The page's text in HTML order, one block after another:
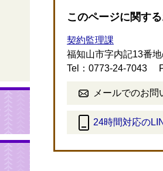
このページに関す
契約監理課
福知山市字内記13番
Tel：0773-24-7043
メールでのお問
24時間対応の
外